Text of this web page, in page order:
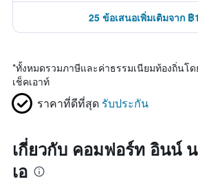
25 ข้อเสนอเพิ่มเติมจาก ฿
*ทั้งหมดรวมภาษีและค่าธรรมเนียมท้องถิ่นโ
เช็คเอาท์
ราคาที่ดีที่สุด รับประกัน
เกี่ยวกับ คอมฟอร์ท อินน์
เอ